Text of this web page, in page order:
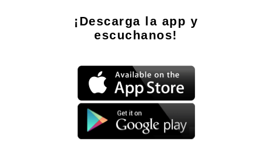
¡Descarga la app y
escuchanos!